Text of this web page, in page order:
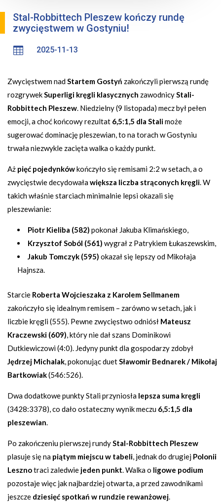
Stal-Robbittech Pleszew kończy rundę
zwycięstwem w Gostyniu!
 2025-11-13
Zwycięstwem nadStartem Gostyń zakończyli pierwszą rundę
rozgrywekSuperligi kręgli klasycznych zawodnicyStali-
Robbittech Pleszew. Niedzielny (9 listopada) mecz był pełen
emocji, a choć końcowy rezultat 6,5:1,5 dla Stalimoże
sugerować dominację pleszewian, to na torach w Gostyniu
trwała niezwykle zacięta walka o każdy punkt.
Aż pięć pojedynkówkończyło się remisami 2:2 w setach, a o
zwycięstwie decydowaławiększa liczba strąconych kręgli. W
takich właśnie starciach minimalnie lepsi okazali się
pleszewianie:
Piotr Kieliba (582) pokonał Jakuba Klimańskiego,
Krzysztof Soból (561) wygrał z Patrykiem Łukaszewskim,
Jakub Tomczyk (595) okazał się lepszy od Mikołaja
Hajnsza.
Starcie Roberta Wojcieszaka z Karolem Sellmanem
zakończyło się idealnym remisem – zarówno w setach, jak i
liczbie kręgli (555). Pewne zwycięstwo odniósł Mateusz
Kraczewski (609), który nie dał szans Dominikowi
Dutkiewiczowi (4:0). Jedyny punkt dla gospodarzy zdobył
Jędrzej Michalak, pokonując duetSławomir Bednarek / Mikołaj
Bartkowiak(546:526).
Dwa dodatkowe punkty Stali przyniosła lepsza suma kręgli
(3428:3378), co dało ostateczny wynik meczu 6,5:1,5 dla
pleszewian.
Po zakończeniu pierwszej rundyStal-Robbittech Pleszew
plasuje się na piątym miejscu w tabeli, jednak do drugiej Polonii
Lesznotraci zaledwie jeden punkt. Walka o ligowe podium
pozostaje więc jak najbardziej otwarta, a przed zawodnikami
jeszcze dziesięć spotkań w rundzie rewanżowej.